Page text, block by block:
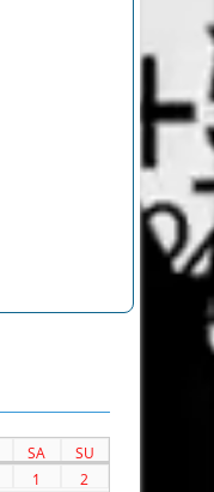
SA
SU
1
2